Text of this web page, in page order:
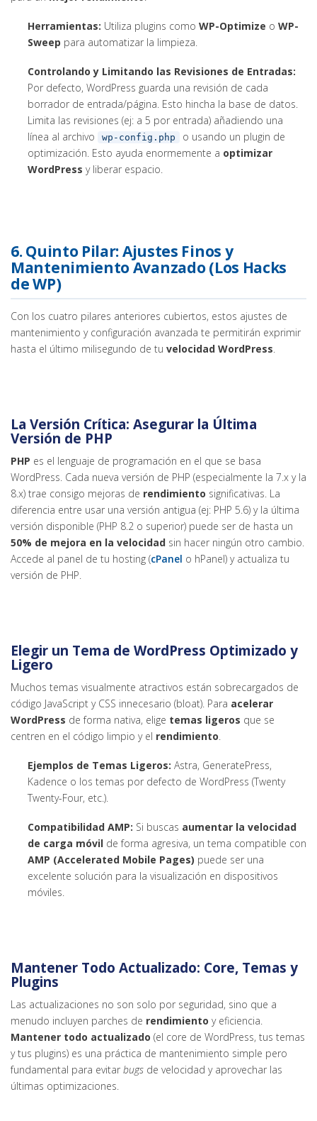
Herramientas: Utiliza plugins como WP-Optimize o WP-
Sweep para automatizar la limpieza.
Controlando y Limitando las Revisiones de Entradas:
Por defecto, WordPress guarda una revisión de cada
borrador de entrada/página. Esto hincha la base de datos.
Limita las revisiones (ej: a 5 por entrada) añadiendo una
línea al archivo
wp-config.php
o usando un plugin de
optimización. Esto ayuda enormemente a optimizar
WordPress y liberar espacio.
6. Quinto Pilar: Ajustes Finos y
Mantenimiento Avanzado (Los Hacks
de WP)
Con los cuatro pilares anteriores cubiertos, estos ajustes de
mantenimiento y configuración avanzada te permitirán exprimir
hasta el último milisegundo de tu velocidad WordPress.
La Versión Crítica: Asegurar la Última
Versión de PHP
PHP es el lenguaje de programación en el que se basa
WordPress. Cada nueva versión de PHP (especialmente la 7.x y la
8.x) trae consigo mejoras de rendimiento significativas. La
diferencia entre usar una versión antigua (ej: PHP 5.6) y la última
versión disponible (PHP 8.2 o superior) puede ser de hasta un
50% de mejora en la velocidad sin hacer ningún otro cambio.
Accede al panel de tu hosting (cPanel o hPanel) y actualiza tu
versión de PHP.
Elegir un Tema de WordPress Optimizado y
Ligero
Muchos temas visualmente atractivos están sobrecargados de
código JavaScript y CSS innecesario (bloat). Para acelerar
WordPress de forma nativa, elige temas ligeros que se
centren en el código limpio y el rendimiento.
Ejemplos de Temas Ligeros: Astra, GeneratePress,
Kadence o los temas por defecto de WordPress (Twenty
Twenty-Four, etc.).
Compatibilidad AMP: Si buscas aumentar la velocidad
de carga móvil de forma agresiva, un tema compatible con
AMP (Accelerated Mobile Pages) puede ser una
excelente solución para la visualización en dispositivos
móviles.
Mantener Todo Actualizado: Core, Temas y
Plugins
Las actualizaciones no son solo por seguridad, sino que a
menudo incluyen parches de rendimiento y eficiencia.
Mantener todo actualizado (el core de WordPress, tus temas
y tus plugins) es una práctica de mantenimiento simple pero
fundamental para evitar bugs de velocidad y aprovechar las
últimas optimizaciones.